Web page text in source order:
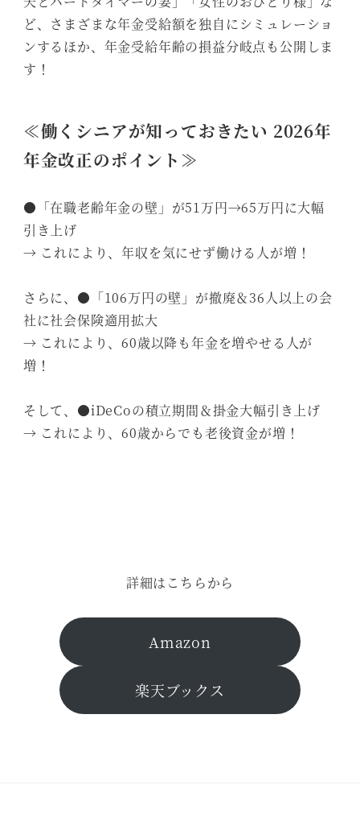
ど、さまざまな年金受給額を独自にシミュレーショ
ンするほか、年金受給年齢の損益分岐点も公開しま
す！
≪働くシニアが知っておきたい 2026年
年金改正のポイント≫
●「在職老齢年金の壁」が51万円→65万円に大幅
引き上げ
→ これにより、年収を気にせず働ける人が増！
さらに、●「106万円の壁」が撤廃＆36人以上の会
社に社会保険適用拡大
→ これにより、60歳以降も年金を増やせる人が
増！
そして、●iDeCoの積立期間＆掛金大幅引き上げ
→ これにより、60歳からでも老後資金が増！
詳細はこちらから
Amazon
楽天ブックス